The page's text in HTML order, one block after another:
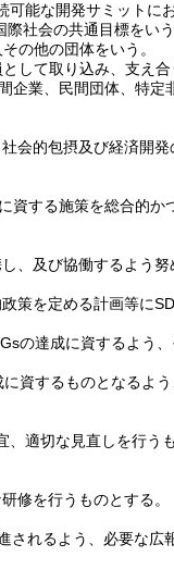
な開発サミットに
社会の共通目標をいう
の他の団体をいう。
て取り込み、支え合
業、民間団体、特定
会的包摂及び経済開
資する施策を総合的
、及び協働するよう努
策を定める計画等に
の達成に資するよう
資するものとなるよ
適切な見直しを行うも
修を行うものとする。
れるよう、必要な広